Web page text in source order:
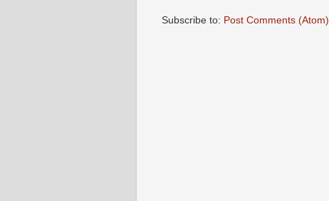
Subscribe to: Post Comments (Atom)